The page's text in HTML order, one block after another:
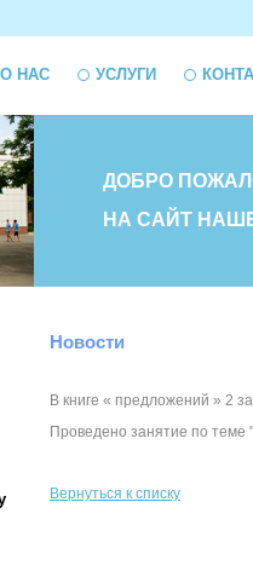
О НАС УСЛУГИ
ДОБРО
НА САЙТ
Новости
В книге « предложений » 2
Проведено занятие по теме
Вернуться к списку